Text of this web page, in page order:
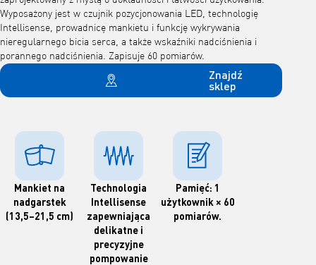
Wyposażony jest w czujnik pozycjonowania LED, technologię
Intellisense, prowadnicę mankietu i funkcję wykrywania
nieregularnego bicia serca, a także wskaźniki nadciśnienia i
porannego nadciśnienia. Zapisuje 60 pomiarów.
Znajdź
sklep
Mankiet na
nadgarstek
(13,5–21,5 cm)
Technologia
Intellisense
zapewniająca
delikatne i
precyzyjne
pompowanie
Pamięć: 1
użytkownik × 60
pomiarów.